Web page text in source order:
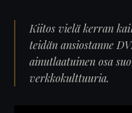
Kiitos vielä kerran
teidän ansiostanne
ainutlaatuinen osa
verkkokulttuuria.